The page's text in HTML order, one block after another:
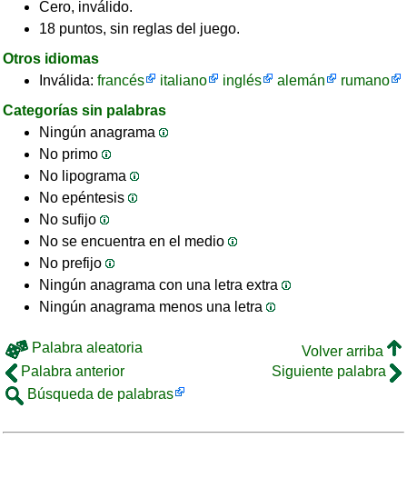
Cero, inválido.
18 puntos, sin reglas del juego.
Otros idiomas
Inválida: francés italiano inglés alemán
rumano
Categorías sin palabras
Ningún anagrama
No primo
No lipograma
No epéntesis
No sufijo
No se encuentra en el medio
No prefijo
Ningún anagrama con una letra extra
Ningún anagrama menos una letra
Palabra aleatoria
Volver arriba
Palabra anterior
Siguiente palabra
Búsqueda de palabras